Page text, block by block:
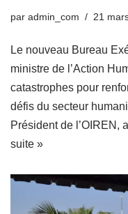
par admin_com 21
Le nouveau Bureau
ministre de l’Action
catastrophes pour
défis du secteur
Président de l’OIREN,
suite »